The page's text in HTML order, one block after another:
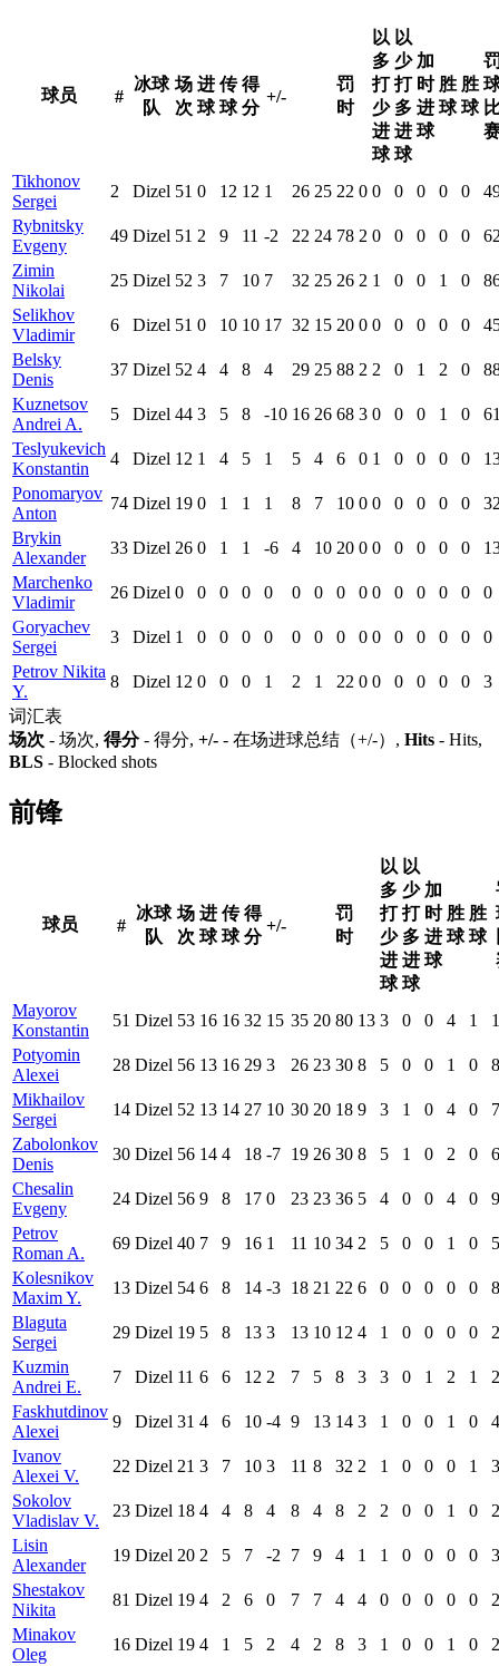
球员 #
冰球
队
场
次
进
球
传
球
得
分
+/-
罚
时
以
多
打
少
进
球
以
少
打
多
进
球
加
时
进
球
胜
球
胜
球
Tikhonov
Sergei
2 Dizel 51 0 12 12 1 26 25 22 0 0 0 0 0 0
Rybnitsky
Evgeny
49 Dizel 51 2 9 11 -2 22 24 78 2 0 0 0 0 0
Zimin
Nikolai
25 Dizel 52 3 7 10 7 32 25 26 2 1 0 0 1 0
Selikhov
Vladimir
6 Dizel 51 0 10 10 17 32 15 20 0 0 0 0 0 0
Belsky
Denis
37 Dizel 52 4 4 8 4 29 25 88 2 2 0 1 2 0
Kuznetsov
Andrei A.
5 Dizel 44 3 5 8 -10 16 26 68 3 0 0 0 1 0
Teslyukevich
Konstantin
4 Dizel 12 1 4 5 1 5 4 6 0 1 0 0 0 0
Ponomaryov
Anton
74 Dizel 19 0 1 1 1 8 7 10 0 0 0 0 0 0
Brykin
Alexander
33 Dizel 26 0 1 1 -6 4 10 20 0 0 0 0 0 0
Marchenko
Vladimir
26 Dizel 0 0 0 0 0 0 0 0 0 0 0 0 0 0
0
Goryachev
Sergei
3 Dizel 1 0 0 0 0 0 0 0 0 0 0 0 0 0
0
Petrov Nikita
Y.
8 Dizel 12 0 0 0 1 2 1 22 0 0 0 0 0 0
3
词汇表
场次 - 场次, 得分- 得分, +/- - 在场进球总结（+/-）, Hits - Hits,
BLS - Blocked shots
前锋
球员 #
冰球
队
场
次
进
球
传
球
得
分
+/-
罚
时
以
多
打
少
进
球
以
少
打
多
进
球
加
时
进
球
胜
球
胜
球
Mayorov
Konstantin
51 Dizel 53 16 16 32 15 35 20 80 13 3 0 0 4 1
Potyomin
Alexei
28 Dizel 56 13 16 29 3 26 23 30 8 5 0 0 1 0
Mikhailov
Sergei
14 Dizel 52 13 14 27 10 30 20 18 9 3 1 0 4 0
Zabolonkov
Denis
30 Dizel 56 14 4 18 -7 19 26 30 8 5 1 0 2 0
Chesalin
Evgeny
24 Dizel 56 9 8 17 0 23 23 36 5 4 0 0 4 0
Petrov
Roman A.
69 Dizel 40 7 9 16 1 11 10 34 2 5 0 0 1 0
Kolesnikov
Maxim Y.
13 Dizel 54 6 8 14 -3 18 21 22 6 0 0 0 0 0
Blaguta
Sergei
29 Dizel 19 5 8 13 3 13 10 12 4 1 0 0 0 0
Kuzmin
Andrei E.
7 Dizel 11 6 6 12 2 7 5 8 3 3 0 1 2 1
Faskhutdinov
Alexei
9 Dizel 31 4 6 10 -4 9 13 14 3 1 0 0 1 0
Ivanov
Alexei V.
22 Dizel 21 3 7 10 3 11 8 32 2 1 0 0 0 1
Sokolov
Vladislav V.
23 Dizel 18 4 4 8 4 8 4 8 2 2 0 0 1 0
Lisin
Alexander
19 Dizel 20 2 5 7 -2 7 9 4 1 1 0 0 0 0
Shestakov
Nikita
81 Dizel 19 4 2 6 0 7 7 4 4 0 0 0 0 0
Minakov
Oleg
16 Dizel 19 4 1 5 2 4 2 8 3 1 0 0 1 0